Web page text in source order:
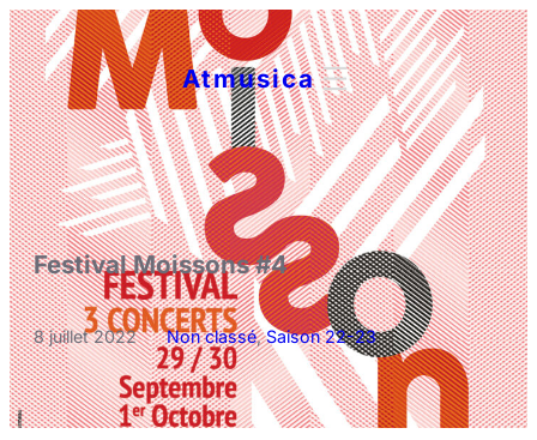
Aller
au
contenu
Atmusica
Festival Moissons #4
8 juillet 2022 / Non classé, Saison 22-23